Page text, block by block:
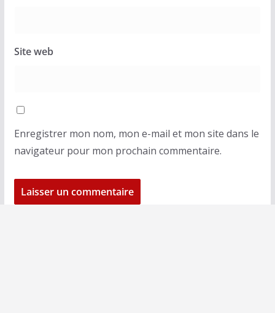
Site web
Enregistrer mon nom, mon e-mail et mon site dans le
navigateur pour mon prochain commentaire.